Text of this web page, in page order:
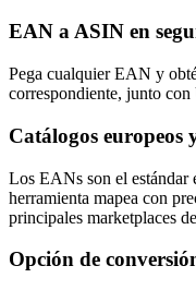
EAN a ASIN en
Pega cualquier EAN y
correspondiente, junto
Catálogos europeos
Los EANs son el estándar
herramienta mapea con
principales marketplaces
Opción de